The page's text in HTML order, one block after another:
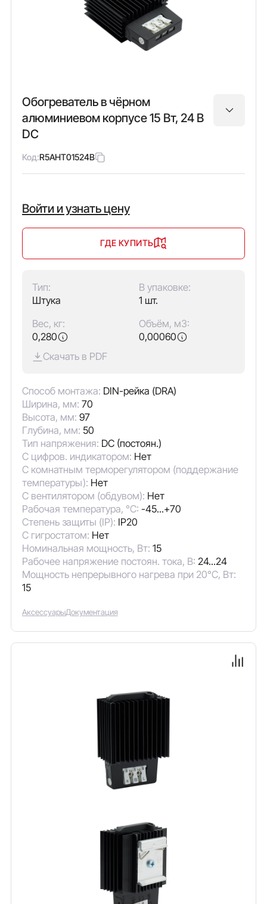
Обогреватель в чёрном
алюминиевом корпусе 15 Вт, 24 В
DC
Код:R5AHT01524B
Войти и узнать цену
ГДЕ КУПИТЬ
Тип:
Штука
В упаковке:
1 шт.
Вес, кг:
0,280
Объём, м3:
0,00060
Скачать в PDF
Способ монтажа: DIN-рейка (DRA)
Ширина, мм: 70
Высота, мм: 97
Глубина, мм: 50
Тип напряжения: DC (постоян.)
С цифров. индикатором: Нет
С комнатным терморегулятором (поддержание
температуры): Нет
С вентилятором (обдувом): Нет
Рабочая температура, °C: -45...+70
Степень защиты (IP): IP20
С гигростатом: Нет
Номинальная мощность, Вт: 15
Рабочее напряжение постоян. тока, В: 24...24
Мощность непрерывного нагрева при 20°C, Вт:
15
АксессуарыДокументация